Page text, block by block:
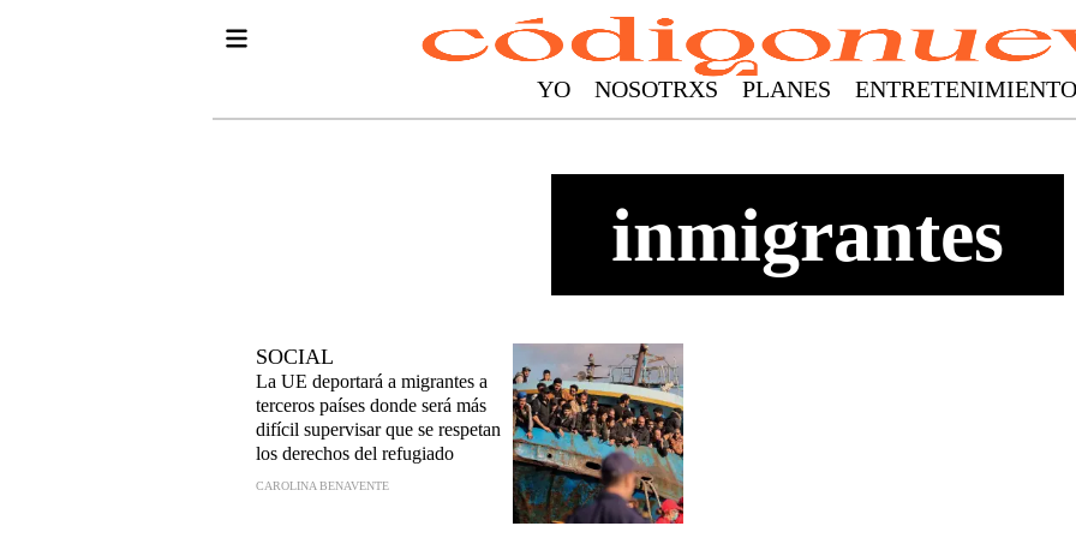
YO NOSOTRXS PLANES ENTRETENIMIENTO
inmigrantes
SOCIAL
La UE deportará a migrantes a
terceros países donde será más
difícil supervisar que se respetan
los derechos del refugiado
CAROLINA BENAVENTE